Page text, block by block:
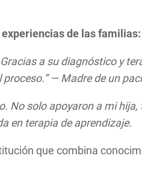
de las familias:
a su diagnóstico y
— Madre de un
No solo apoyaron a mi
en terapia de aprendizaje.
que combina